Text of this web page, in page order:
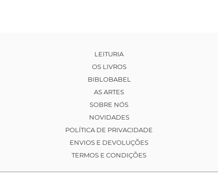
LEITURIA
OS LIVROS
BIBLOBABEL
AS ARTES
SOBRE NÓS
NOVIDADES
POLÍTICA DE PRIVACIDADE
ENVIOS E DEVOLUÇÕES
TERMOS E CONDIÇÕES